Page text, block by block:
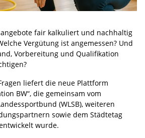
fair kalkuliert und nachhaltig
Vergütung ist angemessen? Und
Vorbereitung und Qualifikation
liefert die neue Plattform
BW“, die gemeinsam vom
(WLSB), weiteren
sowie dem Städtetag
wurde.